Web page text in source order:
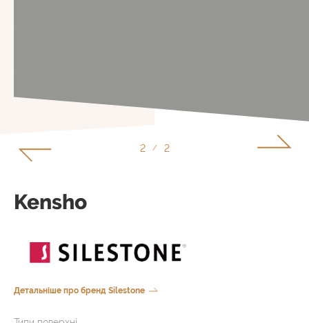
1 / 2
Kensho
Детальніше про бренд Silestone